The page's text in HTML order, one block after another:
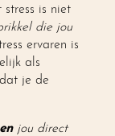
is niet
die jou
ervaren is
als
je de
jou direct